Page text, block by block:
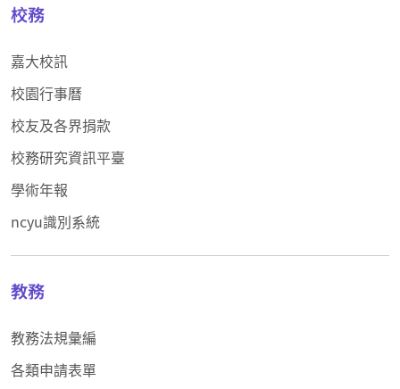
校務
嘉大校訊
校園行事曆
校友及各界捐款
校務研究資訊平臺
學術年報
ncyu識別系統
教務
教務法規彙編
各類申請表單